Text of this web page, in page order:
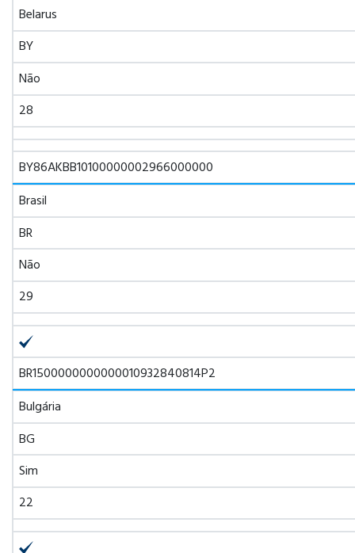
Belarus
BY
Não
28
BY86AKBB10100000002966000000
Brasil
BR
Não
29
BR1500000000000010932840814P2
Bulgária
BG
Sim
22